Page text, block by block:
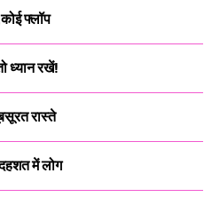
फ्लॉप
ध्यान रखें!
रास्ते
में लोग